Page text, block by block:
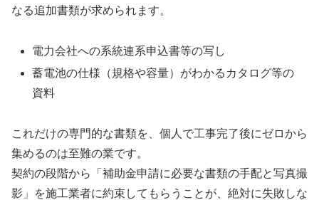
なる追加書類が求められます。
電力会社への系統連系申込書等の写し
蓄電池の仕様（規格や容量）がわかるカタログ等の
資料
これだけの専門的な書類を、個人で工事完了後にゼロから
集めるのは至難の業です。
契約の段階から「補助金申請に必要な書類の手配と写真撮
影」を施工業者に約束してもらうことが、絶対に失敗しな